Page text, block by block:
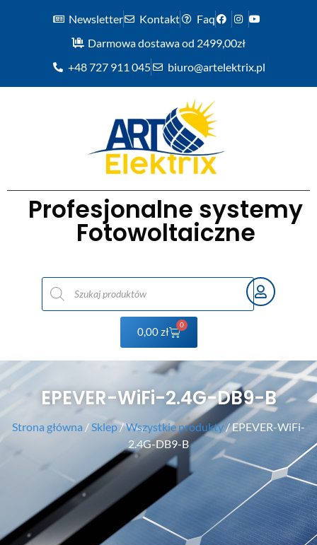
Newsletter Kontakt
Faq
Darmowa dostawa od 2499,00zł
+48 727 911 045
biuro@artelektrix.pl
Profesjonalne systemy
Fotowoltaiczne
0,00zł
0
EPEVER-WiFi-2.4G-DB9-B
Strona główna / Sklep/Wszystkie produkty / EPEVER-WiFi-
2.4G-DB9-B